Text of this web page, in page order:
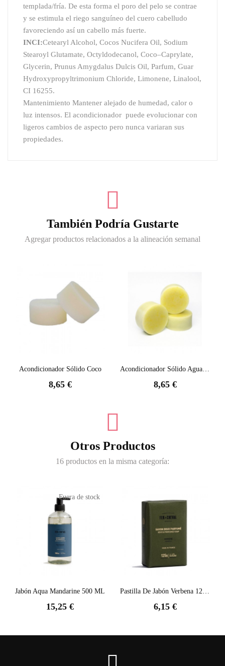
templada/fría. De esta forma el poro del pelo se contrae
y se estimula el riego sanguíneo del cuero cabelludo
favoreciendo así un cabello más fuerte.
INCI:Cetearyl Alcohol, Cocos Nucifera Oil, Sodium
Stearoyl Glutamate, Octyldodecanol, Coco–Caprylate,
Glycerin, Prunus Amygdalus Dulcis Oil, Parfum, Guar
Hydroxypropyltrimonium Chloride, Limonene, Linalool,
CI 16255.
Mantenimiento Mantener alejado de humedad, calor o
luz intensos. El acondicionador puede evolucionar con
ligeros cambios de aspecto pero nunca variaran sus
propiedades.
También Podría Gustarte
Agregar productos relacionados a la alineación semanal
Acondicionador Sólido Coco
8,65 €
Acondicionador Sólido Aguacate (pelo Dañado)
8,65 €
Otros Productos
16 productos en la misma categoría:
Fuera de stock
Jabón Aqua Mandarine 500 ML
15,25 €
Pastilla De Jabón Verbena 125 GR
6,15 €